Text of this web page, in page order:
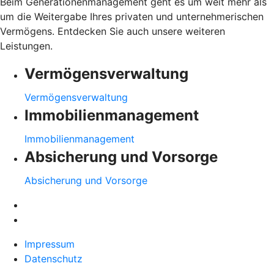
um die Weitergabe Ihres privaten und unternehmerischen
Vermögens. Entdecken Sie auch unsere weiteren
Leistungen.
Vermögensverwaltung
Vermögensverwaltung
Immobilienmanagement
Immobilienmanagement
Absicherung und Vorsorge
Absicherung und Vorsorge
Impressum
Datenschutz